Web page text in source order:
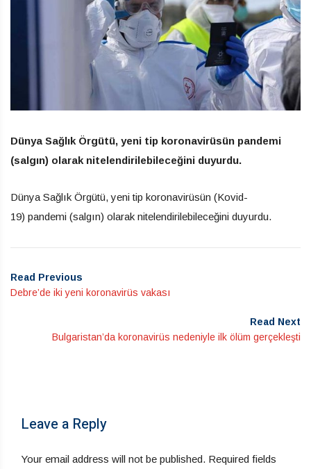
Dünya Sağlık Örgütü, yeni tip koronavirüsün pandemi
(salgın) olarak nitelendirilebileceğini duyurdu.
Dünya Sağlık Örgütü, yeni tip koronavirüsün (Kovid-
19) pandemi (salgın) olarak nitelendirilebileceğini duyurdu.
Read Previous
Debre’de iki yeni koronavirüs vakası
Read Next
Bulgaristan’da koronavirüs nedeniyle ilk ölüm gerçekleşti
Leave a Reply
Your email address will not be published. Required fields